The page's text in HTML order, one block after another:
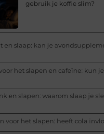
gebruik je koffie slim?
en slaap: kan je
het slapen en cafeïne: kun
en slapen: waarom slaap je
voor het slapen: heeft cola